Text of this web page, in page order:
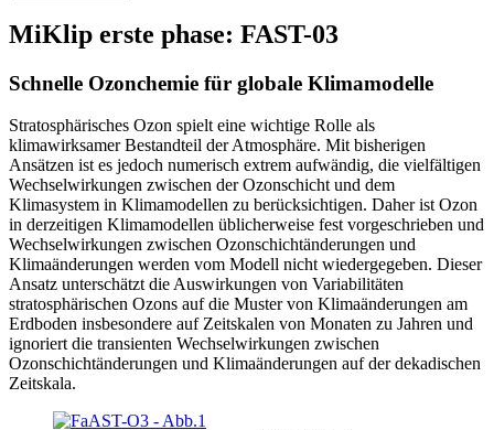
MiKlip erste phase: FAST-03
Schnelle Ozonchemie für globale Klimamodelle
Stratosphärisches Ozon spielt eine wichtige Rolle als
klimawirksamer Bestandteil der Atmosphäre. Mit bisherigen
Ansätzen ist es jedoch numerisch extrem aufwändig, die vielfältigen
Wechselwirkungen zwischen der Ozonschicht und dem
Klimasystem in Klimamodellen zu berücksichtigen. Daher ist Ozon
in derzeitigen Klimamodellen üblicherweise fest vorgeschrieben und
Wechselwirkungen zwischen Ozonschichtänderungen und
Klimaänderungen werden vom Modell nicht wiedergegeben. Dieser
Ansatz unterschätzt die Auswirkungen von Variabilitäten
stratosphärischen Ozons auf die Muster von Klimaänderungen am
Erdboden insbesondere auf Zeitskalen von Monaten zu Jahren und
ignoriert die transienten Wechselwirkungen zwischen
Ozonschichtänderungen und Klimaänderungen auf der dekadischen
Zeitskala.